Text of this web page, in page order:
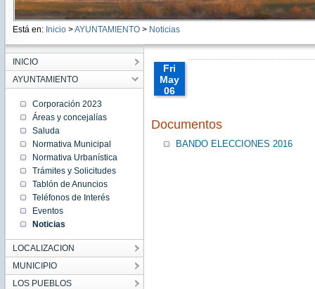
Está en: Inicio >AYUNTAMIENTO> Noticias
INICIO
AYUNTAMIENTO
Corporación 2023
Áreas y concejalías
Saluda
Normativa Municipal
Normativa Urbanística
Trámites y Solicitudes
Tablón de Anuncios
Teléfonos de Interés
Eventos
Noticias
LOCALIZACION
MUNICIPIO
LOS PUEBLOS
Fri
May
06
2016
06
Documentos
BANDO ELECCIONES 2016